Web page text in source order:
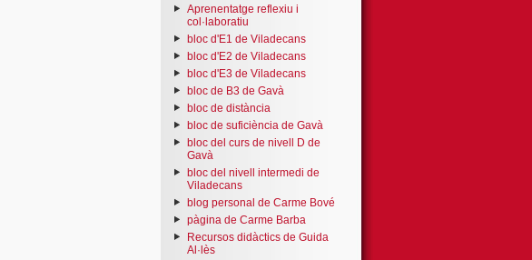
Aprenentatge reflexiu i
col·laboratiu
bloc d'E1 de Viladecans
bloc d'E2 de Viladecans
bloc d'E3 de Viladecans
bloc de B3 de Gavà
bloc de distància
bloc de suficiència de Gavà
bloc del curs de nivell D de
Gavà
bloc del nivell intermedi de
Viladecans
blog personal de Carme Bové
pàgina de Carme Barba
Recursos didàctics de Guida
Al·lès